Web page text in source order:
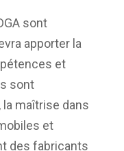
sont
apporter la
et
sont
maîtrise dans
et
des fabricants